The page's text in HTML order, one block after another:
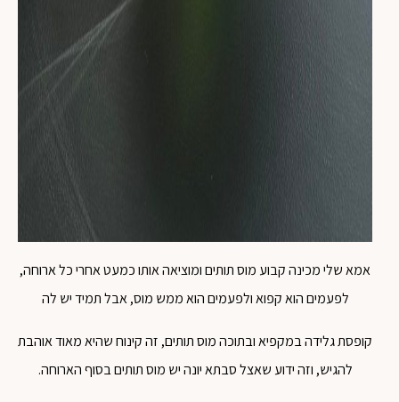
אמא שלי מכינה קבוע מוס תותים ומוציאה אותו כמעט אחרי כל ארוחה,
לפעמים הוא קפוא ולפעמים הוא ממש מוס, אבל תמיד יש לה
קופסת גלידה במקפיא ובתוכה מוס תותים, זה קינוח שהיא מאוד אוהבת
להגיש, וזה ידוע שאצל סבתא יונה יש מוס תותים בסוף הארוחה.